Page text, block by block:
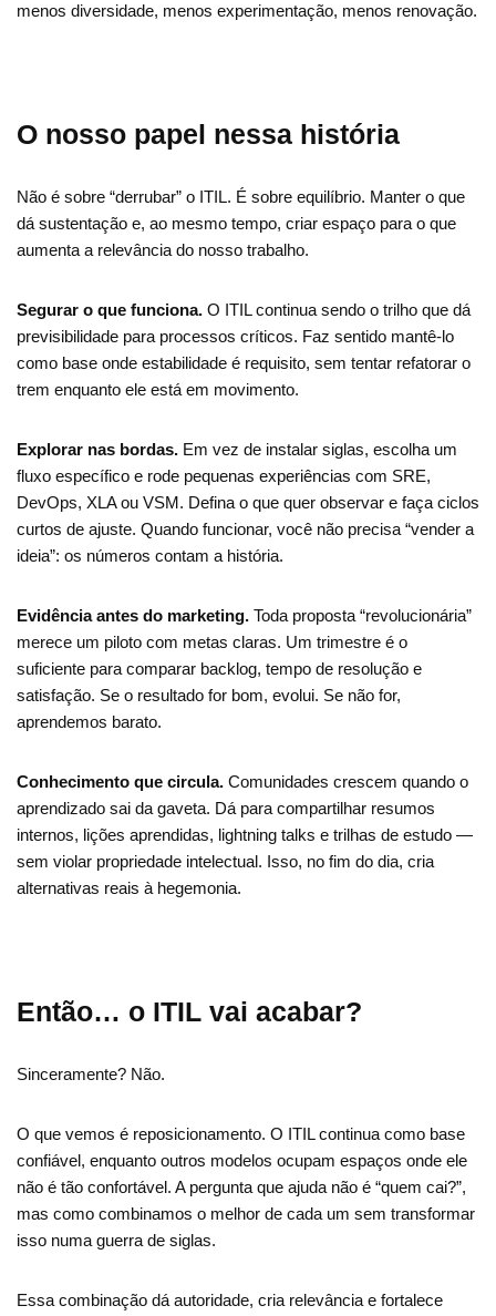
menos diversidade, menos experimentação, menos renovação.
O nosso papel nessa história
Não é sobre “derrubar” o ITIL. É sobre equilíbrio. Manter o que
dá sustentação e, ao mesmo tempo, criar espaço para o que
aumenta a relevância do nosso trabalho.
Segurar o que funciona. O ITIL continua sendo o trilho que dá
previsibilidade para processos críticos. Faz sentido mantê-lo
como base onde estabilidade é requisito, sem tentar refatorar o
trem enquanto ele está em movimento.
Explorar nas bordas. Em vez de instalar siglas, escolha um
fluxo específico e rode pequenas experiências com SRE,
DevOps, XLA ou VSM. Defina o que quer observar e faça ciclos
curtos de ajuste. Quando funcionar, você não precisa “vender a
ideia”: os números contam a história.
Evidência antes do marketing. Toda proposta “revolucionária”
merece um piloto com metas claras. Um trimestre é o
suficiente para comparar backlog, tempo de resolução e
satisfação. Se o resultado for bom, evolui. Se não for,
aprendemos barato.
Conhecimento que circula. Comunidades crescem quando o
aprendizado sai da gaveta. Dá para compartilhar resumos
internos, lições aprendidas, lightning talks e trilhas de estudo —
sem violar propriedade intelectual. Isso, no fim do dia, cria
alternativas reais à hegemonia.
Então… o ITIL vai acabar?
Sinceramente? Não.
O que vemos é reposicionamento. O ITIL continua como base
confiável, enquanto outros modelos ocupam espaços onde ele
não é tão confortável. A pergunta que ajuda não é “quem cai?”,
mas como combinamos o melhor de cada um sem transformar
isso numa guerra de siglas.
Essa combinação dá autoridade, cria relevância e fortalece